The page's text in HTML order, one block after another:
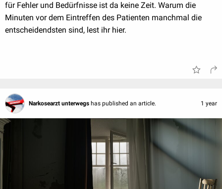
für Fehler und Bedürfnisse ist da keine Zeit. Warum die
Minuten vor dem Eintreffen des Patienten manchmal die
entscheidendsten sind, lest ihr hier.
Narkosearzt unterwegs has published an article. 1 year